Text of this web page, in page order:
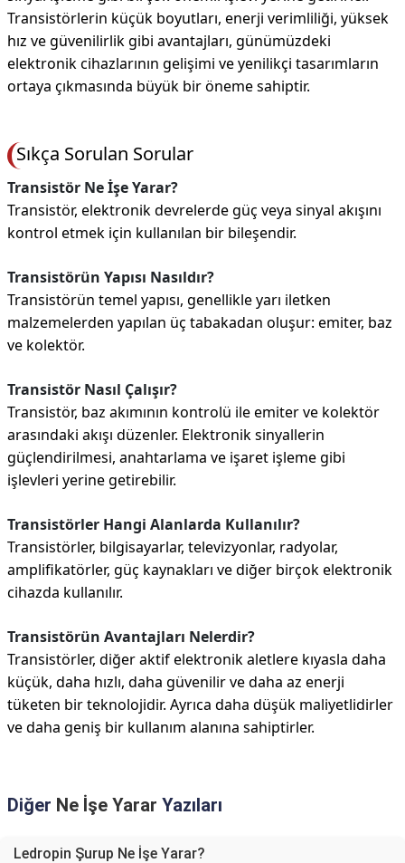
Transistörlerin küçük boyutları, enerji verimliliği, yüksek
hız ve güvenilirlik gibi avantajları, günümüzdeki
elektronik cihazlarının gelişimi ve yenilikçi tasarımların
ortaya çıkmasında büyük bir öneme sahiptir.
Sıkça Sorulan Sorular
Transistör Ne İşe Yarar?
Transistör, elektronik devrelerde güç veya sinyal akışını
kontrol etmek için kullanılan bir bileşendir.
Transistörün Yapısı Nasıldır?
Transistörün temel yapısı, genellikle yarı iletken
malzemelerden yapılan üç tabakadan oluşur: emiter, baz
ve kolektör.
Transistör Nasıl Çalışır?
Transistör, baz akımının kontrolü ile emiter ve kolektör
arasındaki akışı düzenler. Elektronik sinyallerin
güçlendirilmesi, anahtarlama ve işaret işleme gibi
işlevleri yerine getirebilir.
Transistörler Hangi Alanlarda Kullanılır?
Transistörler, bilgisayarlar, televizyonlar, radyolar,
amplifikatörler, güç kaynakları ve diğer birçok elektronik
cihazda kullanılır.
Transistörün Avantajları Nelerdir?
Transistörler, diğer aktif elektronik aletlere kıyasla daha
küçük, daha hızlı, daha güvenilir ve daha az enerji
tüketen bir teknolojidir. Ayrıca daha düşük maliyetlidirler
ve daha geniş bir kullanım alanına sahiptirler.
Diğer Ne İşe Yarar Yazıları
Ledropin Şurup Ne İşe Yarar?